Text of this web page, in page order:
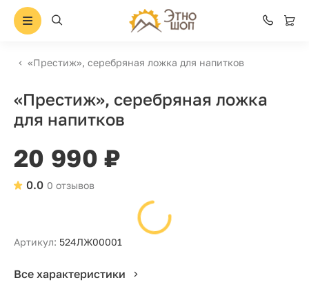
«Престиж», серебряная ложка для напитков
«Престиж», серебряная ложка
для напитков
20 990 ₽
0 отзывов
0.0
Артикул: 524ЛЖ00001
Все характеристики